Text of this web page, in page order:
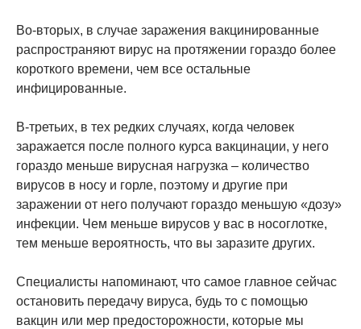
Во-вторых, в случае заражения вакцинированные
распространяют вирус на протяжении гораздо более
короткого времени, чем все остальные
инфицированные.
В-третьих, в тех редких случаях, когда человек
заражается после полного курса вакцинации, у него
гораздо меньше вирусная нагрузка – количество
вирусов в носу и горле, поэтому и другие при
заражении от него получают гораздо меньшую «дозу»
инфекции. Чем меньше вирусов у вас в носоглотке,
тем меньше вероятность, что вы заразите других.
Специалисты напоминают, что самое главное сейчас
остановить передачу вируса, будь то с помощью
вакцин или мер предосторожности, которые мы